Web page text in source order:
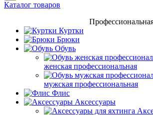
Каталог товаров
Куртки
Брюки
Обувь
женская профессиональная
мужская профессиональная
Флис
Аксессуары